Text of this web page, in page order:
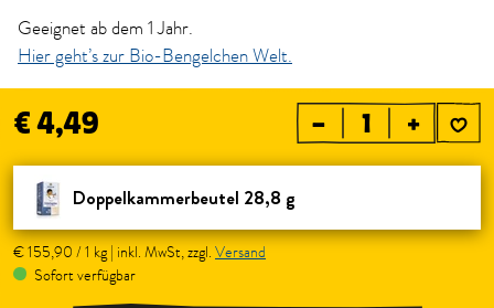
Geeignet ab dem 1 Jahr.
Hier geht’s zur Bio-Bengelchen Welt.
€ 4,49 – +
Doppelkammerbeutel 28,8 g
€ 155,90 / 1 kg | inkl. MwSt, zzgl. Versand
Sofort verfügbar